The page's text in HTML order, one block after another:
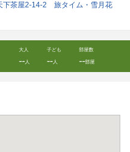
下茶屋2-14-2 旅タイム・雪月花
大人
--人
子ども
--人
部屋数
--部屋